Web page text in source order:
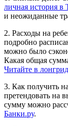
личная история
и неожиданные
2. Расходы на
подробно
можно было
Какая общая
Читайте в
3. Как получить
претендовать на
сумму можно
Банки.ру.